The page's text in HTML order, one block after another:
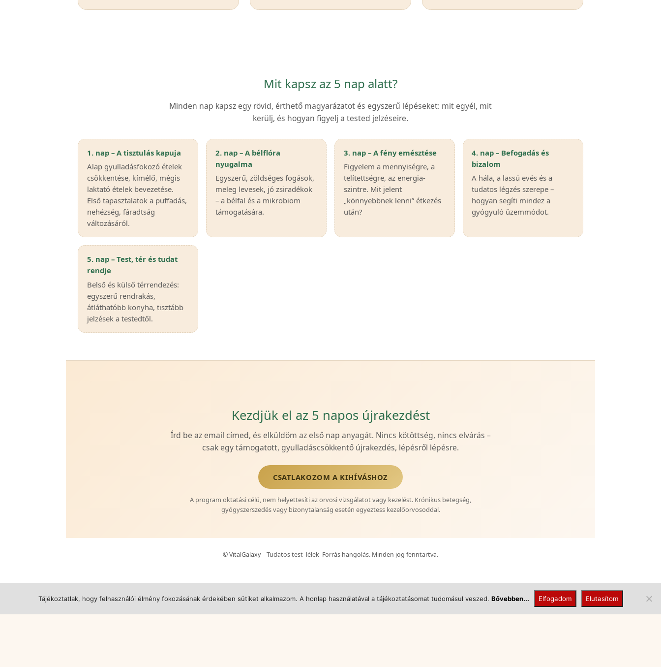
Mit kapsz az 5 nap alatt?
Minden nap kapsz egy rövid, érthető magyarázatot és egyszerű lépéseket: mit egyél, mit
kerülj, és hogyan figyelj a tested jelzéseire.
1. nap – A tisztulás kapuja
Alap gyulladásfokozó ételek
csökkentése, kímélő, mégis
laktató ételek bevezetése.
Első tapasztalatok a puffadás,
nehézség, fáradtság
változásáról.
2. nap – A bélflóra
nyugalma
Egyszerű, zöldséges fogások,
meleg levesek, jó zsiradékok
– a bélfal és a mikrobiom
támogatására.
3. nap – A fény emésztése
Figyelem a mennyiségre, a
telítettségre, az energia-
szintre. Mit jelent
„könnyebbnek lenni” étkezés
után?
4. nap – Befogadás és
bizalom
A hála, a lassú evés és a
tudatos légzés szerepe –
hogyan segíti mindez a
gyógyuló üzemmódot.
5. nap – Test, tér és tudat
rendje
Belső és külső térrendezés:
egyszerű rendrakás,
átláthatóbb konyha, tisztább
jelzések a testedtől.
Kezdjük el az 5 napos újrakezdést
Írd be az email címed, és elküldöm az első nap anyagát. Nincs kötöttség, nincs elvárás –
csak egy támogatott, gyulladáscsökkentő újrakezdés, lépésről lépésre.
CSATLAKOZOM A KIHÍVÁSHOZ
A program oktatási célú, nem helyettesíti az orvosi vizsgálatot vagy kezelést. Krónikus betegség,
gyógyszerszedés vagy bizonytalanság esetén egyeztess kezelőorvosoddal.
© VitalGalaxy – Tudatos test–lélek–Forrás hangolás. Minden jog fenntartva.
Tájékoztatlak, hogy felhasználói élmény fokozásának érdekében sütiket alkalmazom. A honlap használatával a tájékoztatásomat tudomásul veszed. Bővebben... Elfogadom Elutasítom